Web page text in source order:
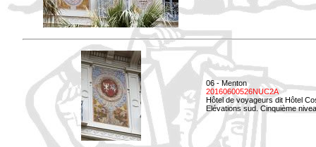
06 - Menton
20160600526NUC2A
Hôtel de voyageurs dit Hôtel
Elévations sud. Cinquième